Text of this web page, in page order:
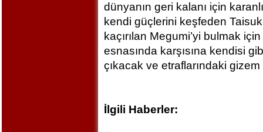
dünyanın geri kalanı için
kendi güçlerini keşfeden
kaçırılan Megumi’yi bulmak
esnasında karşısına kendisi
çıkacak ve etraflarındaki
İlgili Haberler: